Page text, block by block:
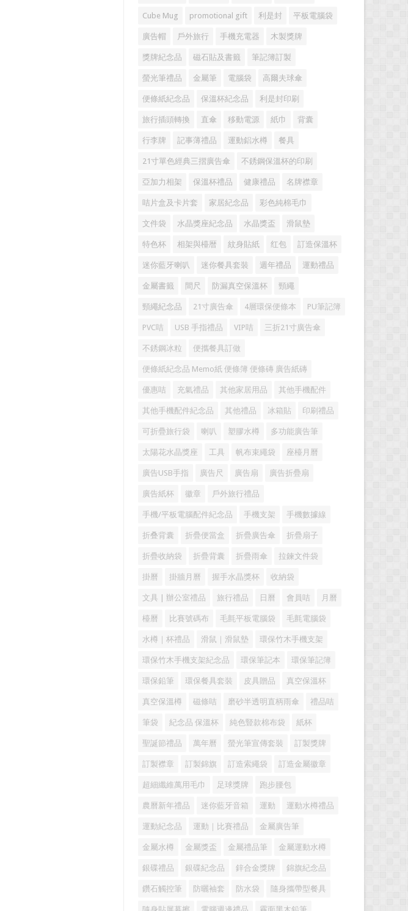
Cube Mug promotional gift 利是封 平板電腦袋
廣告帽 戶外旅行 手機充電器 木製獎牌
獎牌紀念品 磁石貼及書籤 筆記簿訂製
螢光筆禮品 金屬筆 電腦袋 高爾夫球傘
便條紙紀念品 保溫杯紀念品 利是封印刷
旅行插頭轉換 直傘 移動電源 紙巾 背囊
行李牌 記事薄禮品 運動鋁水樽 餐具
21寸單色經典三摺廣告傘 不銹鋼保溫杯的印刷
亞加力相架 保溫杯禮品 健康禮品 名牌襟章
咭片盒及卡片套 家居紀念品 彩色純棉毛巾
文件袋 水晶獎座紀念品 水晶獎盃 滑鼠墊
特色杯 相架與檯暦 紋身貼紙 红包 訂造保溫杯
迷你藍牙喇叭 迷你餐具套裝 週年禮品 運動禮品
金屬書籤 間尺 防漏真空保溫杯 頸繩
頸繩紀念品 21寸廣告傘 4層環保便條本 PU筆記簿
PVC咭 USB 手指禮品 VIP咭 三折21寸廣告傘
不銹鋼冰粒 便攜餐具訂做
便條紙紀念品 Memo紙 便條簿 便條磚 廣告紙磚
優惠咭 充氣禮品 其他家居用品 其他手機配件
其他手機配件紀念品 其他禮品 冰箱貼 印刷禮品
可折疊旅行袋 喇叭 塑膠水樽 多功能廣告筆
太陽花水晶獎座 工具 帆布束繩袋 座檯月曆
廣告USB手指 廣告尺 廣告扇 廣告折疊扇
廣告紙杯 徽章 戶外旅行禮品
手機/平板電腦配件紀念品 手機支架 手機數據線
折叠背囊 折疊便當盒 折疊廣告傘 折疊扇子
折疊收納袋 折疊背囊 折疊雨傘 拉鍊文件袋
掛曆 掛牆月曆 握手水晶獎杯 收納袋
文具 | 辦公室禮品 旅行禮品 日曆 會員咭 月曆
檯曆 比賽號碼布 毛氈平板電腦袋 毛氈電腦袋
水樽｜杯禮品 滑鼠｜滑鼠墊 環保竹木手機支架
環保竹木手機支架紀念品 環保筆記本 環保筆記簿
環保鉛筆 環保餐具套裝 皮具贈品 真空保溫杯
真空保溫樽 磁條咭 磨砂半透明直柄雨傘 禮品咭
筆袋 紀念品 保溫杯 純色豎款棉布袋 紙杯
聖誕節禮品 萬年曆 螢光筆宣傳套裝 訂製獎牌
訂製襟章 訂製錦旗 訂造索繩袋 訂造金屬徽章
超細纖維萬用毛巾 足球獎牌 跑步腰包
農曆新年禮品 迷你藍牙音箱 運動 運動水樽禮品
運動紀念品 運動｜比賽禮品 金屬廣告筆
金屬水樽 金屬獎盃 金屬禮品筆 金屬運動水樽
銀碟禮品 銀碟紀念品 鋅合金獎牌 錦旗紀念品
鑽石觸控筆 防曬袖套 防水袋 隨身攜帶型餐具